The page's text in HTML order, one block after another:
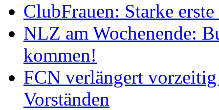
ClubFrauen: Starke
NLZ am Wochenende:
kommen!
FCN verlängert
Vorständen